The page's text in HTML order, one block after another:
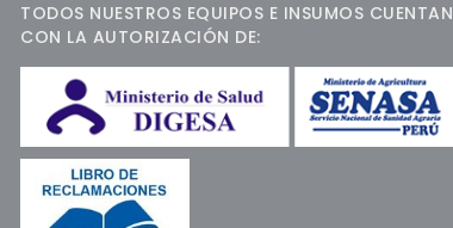
TODOS NUESTROS EQUIPOS E INSUMOS CUENTAN
CON LA AUTORIZACIÓN DE: